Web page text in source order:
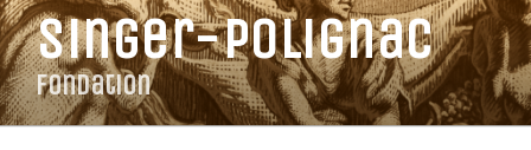
Aller
au
contenu
principal
Singer-Polignac
Fondation